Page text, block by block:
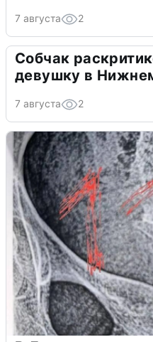
7 августа 2
Собчак
девушку в
7 августа 2